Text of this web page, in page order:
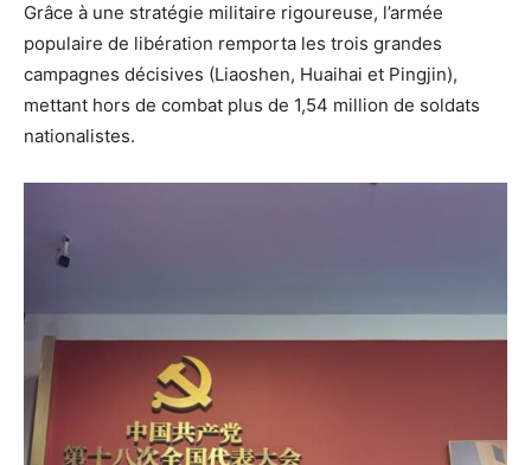
Grâce à une stratégie militaire rigoureuse, l’armée
populaire de libération remporta les trois grandes
campagnes décisives (Liaoshen, Huaihai et Pingjin),
mettant hors de combat plus de 1,54 million de soldats
nationalistes.